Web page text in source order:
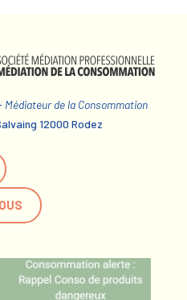
Médiateur de la Consommation
12000 Rodez